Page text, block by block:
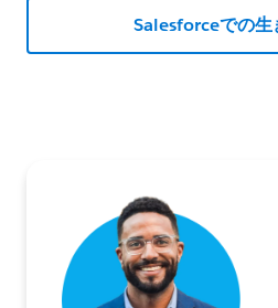
Salesforceでの生